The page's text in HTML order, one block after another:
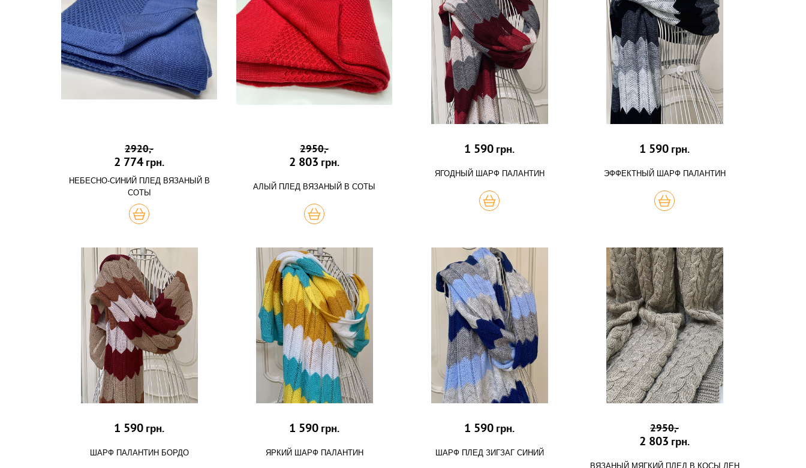
2920,-
2 774 грн.
НЕБЕСНО-СИНИЙ ПЛЕД ВЯЗАНЫЙ В
СОТЫ
КУПИТЬ
2950,-
2 803 грн.
АЛЫЙ ПЛЕД ВЯЗАНЫЙ В СОТЫ
КУПИТЬ
1 590 грн.
ЯГОДНЫЙ ШАРФ ПАЛАНТИН
КУПИТЬ
1 590 грн.
ЭФФЕКТНЫЙ ШАРФ ПАЛАНТИН
КУПИТЬ
1 590 грн.
ШАРФ ПАЛАНТИН БОРДО
1 590 грн.
ЯРКИЙ ШАРФ ПАЛАНТИН
1 590 грн.
ШАРФ ПЛЕД ЗИГЗАГ СИНИЙ
2950,-
2 803 грн.
ВЯЗАНЫЙ МЯГКИЙ ПЛЕД В КОСЫ ЛЕН